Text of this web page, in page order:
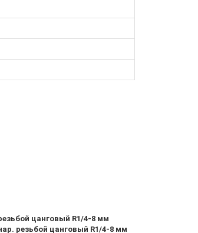
цанговый R1/4-8 мм
резьбой цанговый R1/4-8 мм